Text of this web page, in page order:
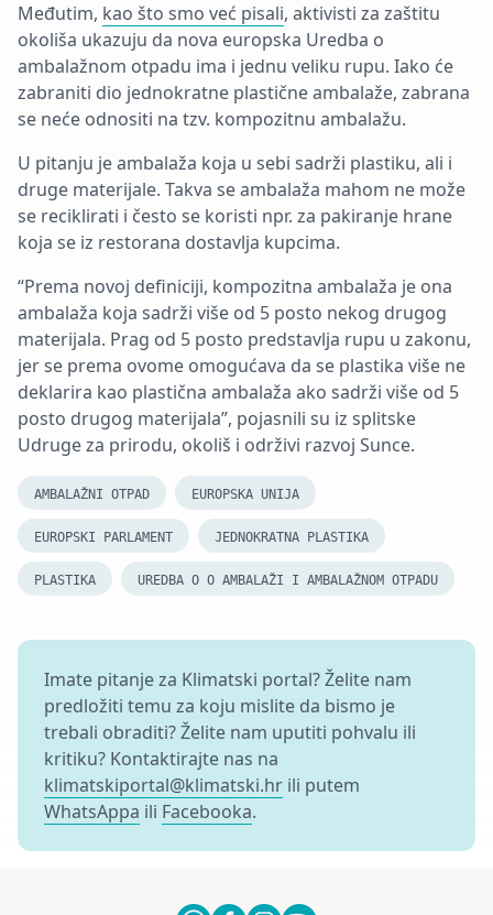
Međutim, kao što smo već pisali, aktivisti za zaštitu
okoliša ukazuju da nova europska Uredba o
ambalažnom otpadu ima i jednu veliku rupu. Iako će
zabraniti dio jednokratne plastične ambalaže, zabrana
se neće odnositi na tzv. kompozitnu ambalažu.
U pitanju je ambalaža koja u sebi sadrži plastiku, ali i
druge materijale. Takva se ambalaža mahom ne može
se reciklirati i često se koristi npr. za pakiranje hrane
koja se iz restorana dostavlja kupcima.
“Prema novoj definiciji, kompozitna ambalaža je ona
ambalaža koja sadrži više od 5 posto nekog drugog
materijala. Prag od 5 posto predstavlja rupu u zakonu,
jer se prema ovome omogućava da se plastika više ne
deklarira kao plastična ambalaža ako sadrži više od 5
posto drugog materijala”, pojasnili su iz splitske
Udruge za prirodu, okoliš i održivi razvoj Sunce.
AMBALAŽNI OTPAD EUROPSKA UNIJA
EUROPSKI PARLAMENT JEDNOKRATNA PLASTIKA
PLASTIKA UREDBA O O AMBALAŽI I AMBALAŽNOM OTPADU
Imate pitanje za Klimatski portal? Želite nam
predložiti temu za koju mislite da bismo je
trebali obraditi? Želite nam uputiti pohvalu ili
kritiku? Kontaktirajte nas na
klimatskiportal@klimatski.hr ili putem
WhatsAppa ili Facebooka.